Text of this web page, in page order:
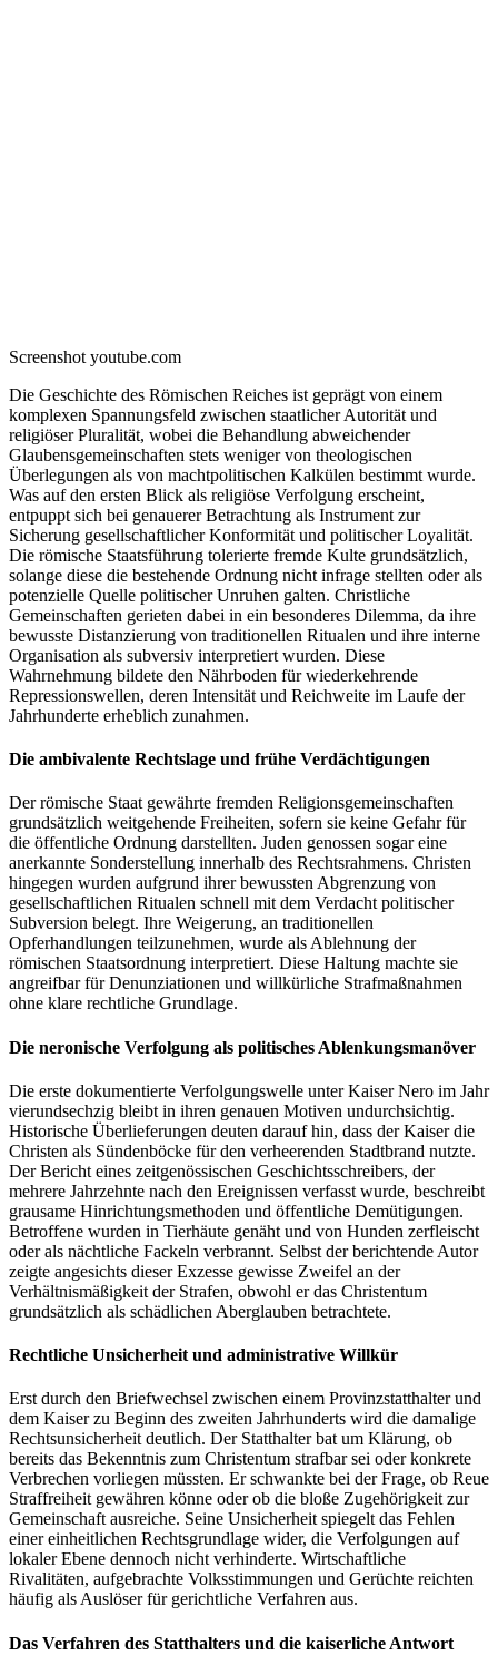
Screenshot youtube.com
Die Geschichte des Römischen Reiches ist geprägt von einem
komplexen Spannungsfeld zwischen staatlicher Autorität und
religiöser Pluralität, wobei die Behandlung abweichender
Glaubensgemeinschaften stets weniger von theologischen
Überlegungen als von machtpolitischen Kalkülen bestimmt wurde.
Was auf den ersten Blick als religiöse Verfolgung erscheint,
entpuppt sich bei genauerer Betrachtung als Instrument zur
Sicherung gesellschaftlicher Konformität und politischer Loyalität.
Die römische Staatsführung tolerierte fremde Kulte grundsätzlich,
solange diese die bestehende Ordnung nicht infrage stellten oder als
potenzielle Quelle politischer Unruhen galten. Christliche
Gemeinschaften gerieten dabei in ein besonderes Dilemma, da ihre
bewusste Distanzierung von traditionellen Ritualen und ihre interne
Organisation als subversiv interpretiert wurden. Diese
Wahrnehmung bildete den Nährboden für wiederkehrende
Repressionswellen, deren Intensität und Reichweite im Laufe der
Jahrhunderte erheblich zunahmen.
Die ambivalente Rechtslage und frühe Verdächtigungen
Der römische Staat gewährte fremden Religionsgemeinschaften
grundsätzlich weitgehende Freiheiten, sofern sie keine Gefahr für
die öffentliche Ordnung darstellten. Juden genossen sogar eine
anerkannte Sonderstellung innerhalb des Rechtsrahmens. Christen
hingegen wurden aufgrund ihrer bewussten Abgrenzung von
gesellschaftlichen Ritualen schnell mit dem Verdacht politischer
Subversion belegt. Ihre Weigerung, an traditionellen
Opferhandlungen teilzunehmen, wurde als Ablehnung der
römischen Staatsordnung interpretiert. Diese Haltung machte sie
angreifbar für Denunziationen und willkürliche Strafmaßnahmen
ohne klare rechtliche Grundlage.
Die neronische Verfolgung als politisches Ablenkungsmanöver
Die erste dokumentierte Verfolgungswelle unter Kaiser Nero im Jahr
vierundsechzig bleibt in ihren genauen Motiven undurchsichtig.
Historische Überlieferungen deuten darauf hin, dass der Kaiser die
Christen als Sündenböcke für den verheerenden Stadtbrand nutzte.
Der Bericht eines zeitgenössischen Geschichtsschreibers, der
mehrere Jahrzehnte nach den Ereignissen verfasst wurde, beschreibt
grausame Hinrichtungsmethoden und öffentliche Demütigungen.
Betroffene wurden in Tierhäute genäht und von Hunden zerfleischt
oder als nächtliche Fackeln verbrannt. Selbst der berichtende Autor
zeigte angesichts dieser Exzesse gewisse Zweifel an der
Verhältnismäßigkeit der Strafen, obwohl er das Christentum
grundsätzlich als schädlichen Aberglauben betrachtete.
Rechtliche Unsicherheit und administrative Willkür
Erst durch den Briefwechsel zwischen einem Provinzstatthalter und
dem Kaiser zu Beginn des zweiten Jahrhunderts wird die damalige
Rechtsunsicherheit deutlich. Der Statthalter bat um Klärung, ob
bereits das Bekenntnis zum Christentum strafbar sei oder konkrete
Verbrechen vorliegen müssten. Er schwankte bei der Frage, ob Reue
Straffreiheit gewähren könne oder ob die bloße Zugehörigkeit zur
Gemeinschaft ausreiche. Seine Unsicherheit spiegelt das Fehlen
einer einheitlichen Rechtsgrundlage wider, die Verfolgungen auf
lokaler Ebene dennoch nicht verhinderte. Wirtschaftliche
Rivalitäten, aufgebrachte Volksstimmungen und Gerüchte reichten
häufig als Auslöser für gerichtliche Verfahren aus.
Das Verfahren des Statthalters und die kaiserliche Antwort